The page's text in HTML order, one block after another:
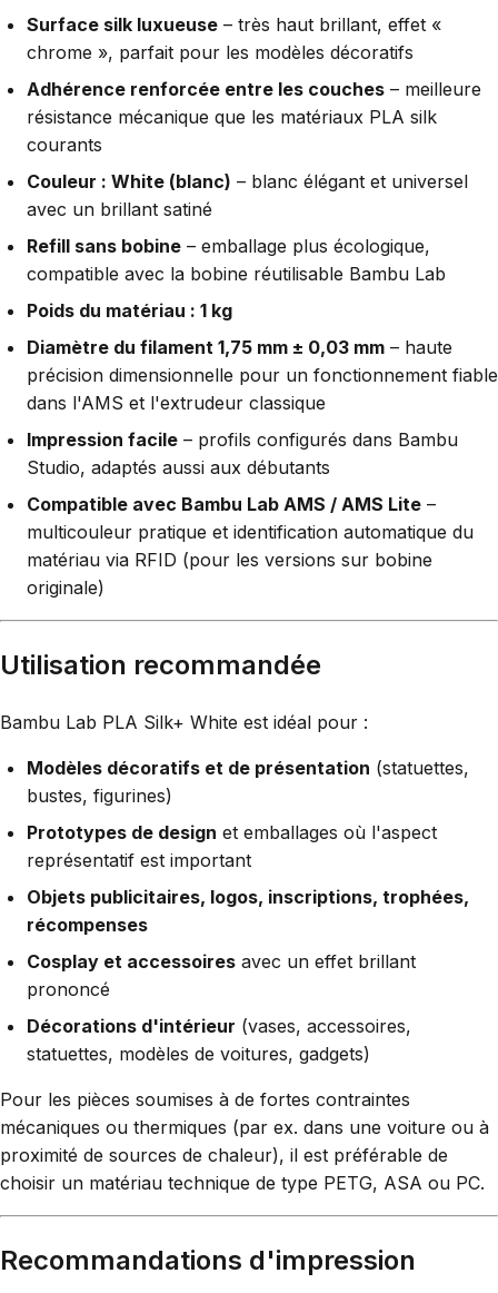
Surface silk luxueuse – très haut brillant, effet «
chrome », parfait pour les modèles décoratifs
Adhérence renforcée entre les couches – meilleure
résistance mécanique que les matériaux PLA silk
courants
Couleur : White (blanc) – blanc élégant et universel
avec un brillant satiné
Refill sans bobine – emballage plus écologique,
compatible avec la bobine réutilisable Bambu Lab
Poids du matériau : 1 kg
Diamètre du filament 1,75 mm ± 0,03 mm – haute
précision dimensionnelle pour un fonctionnement fiable
dans l'AMS et l'extrudeur classique
Impression facile – profils configurés dans Bambu
Studio, adaptés aussi aux débutants
Compatible avec Bambu Lab AMS / AMS Lite –
multicouleur pratique et identification automatique du
matériau via RFID (pour les versions sur bobine
originale)
Utilisation recommandée
Bambu Lab PLA Silk+ White est idéal pour :
Modèles décoratifs et de présentation (statuettes,
bustes, figurines)
Prototypes de design et emballages où l'aspect
représentatif est important
Objets publicitaires, logos, inscriptions, trophées,
récompenses
Cosplay et accessoires avec un effet brillant
prononcé
Décorations d'intérieur (vases, accessoires,
statuettes, modèles de voitures, gadgets)
Pour les pièces soumises à de fortes contraintes
mécaniques ou thermiques (par ex. dans une voiture ou à
proximité de sources de chaleur), il est préférable de
choisir un matériau technique de type PETG, ASA ou PC.
Recommandations d'impression